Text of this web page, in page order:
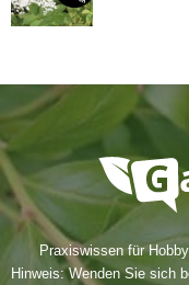
Praxiswissen für
Hinweis: Wenden Sie sich